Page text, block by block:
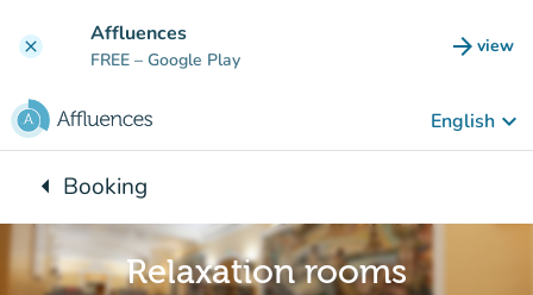
clear Affluences
FREE – Google Play arrow_forward view
(new
English keyboard_arrow_down
arrow_leftBack to:
Booking
Relaxation rooms